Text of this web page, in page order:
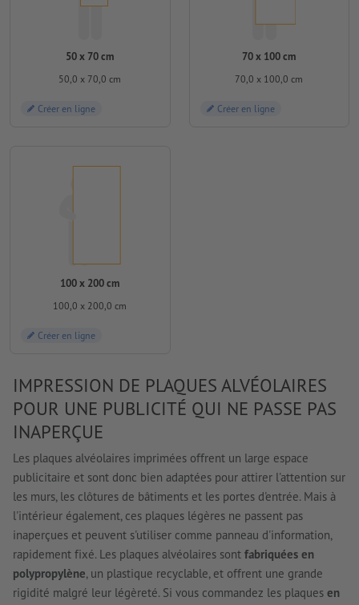
50 x 70 cm
50,0 x 70,0 cm
Créer en ligne
70 x 100 cm
70,0 x 100,0 cm
Créer en ligne
100 x 200 cm
100,0 x 200,0 cm
Créer en ligne
IMPRESSION DE PLAQUES ALVÉOLAIRES
POUR UNE PUBLICITÉ QUI NE PASSE PAS
INAPERÇUE
Les plaques alvéolaires imprimées offrent un large espace
publicitaire et sont donc bien adaptées pour attirer l'attention sur
les murs, les clôtures de bâtiments et les portes d'entrée. Mais à
l'intérieur également, ces plaques légères ne passent pas
inaperçues et peuvent s'utiliser comme panneau d'information,
rapidement fixé. Les plaques alvéolaires sont fabriquées en
polypropylène, un plastique recyclable, et offrent une grande
rigidité malgré leur légèreté. Si vous commandez les plaques en